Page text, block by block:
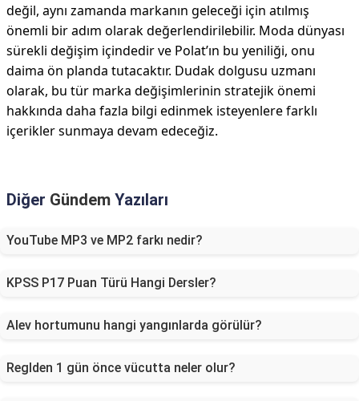
değil, aynı zamanda markanın geleceği için atılmış
önemli bir adım olarak değerlendirilebilir. Moda dünyası
sürekli değişim içindedir ve Polat’ın bu yeniliği, onu
daima ön planda tutacaktır. Dudak dolgusu uzmanı
olarak, bu tür marka değişimlerinin stratejik önemi
hakkında daha fazla bilgi edinmek isteyenlere farklı
içerikler sunmaya devam edeceğiz.
Diğer Gündem Yazıları
YouTube MP3 ve MP2 farkı nedir?
KPSS P17 Puan Türü Hangi Dersler?
Alev hortumunu hangi yangınlarda görülür?
Reglden 1 gün önce vücutta neler olur?